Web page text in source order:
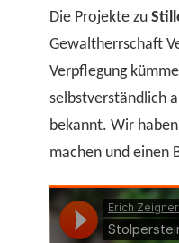
Die Projekte zu
Gewaltherrschaft
Verpflegung
selbstverständlich
bekannt. Wir
machen und einen